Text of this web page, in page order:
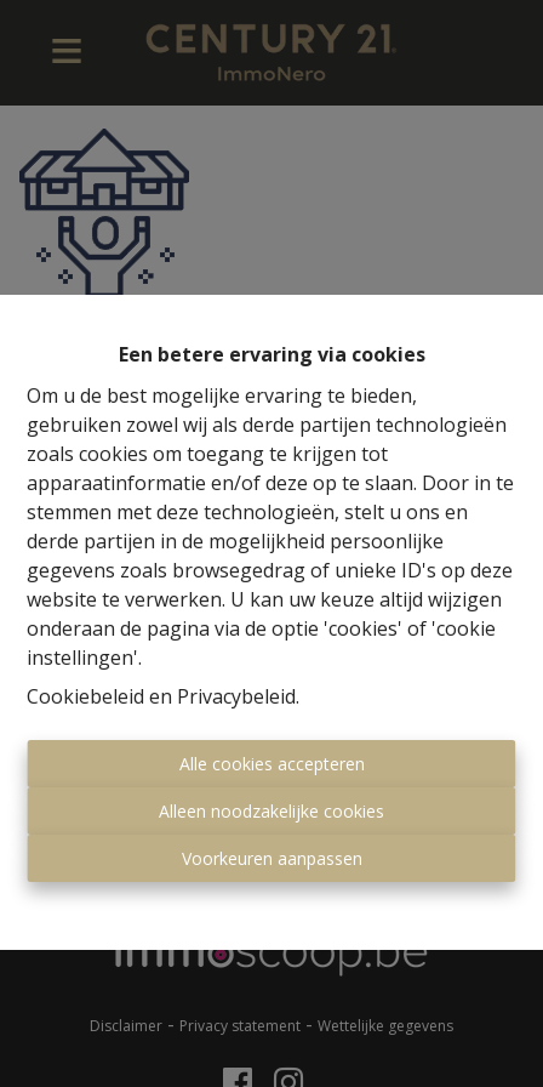
Een betere ervaring via cookies
Om u de best mogelijke ervaring te bieden,
gebruiken zowel wij als derde partijen technologieën
zoals cookies om toegang te krijgen tot
apparaatinformatie en/of deze op te slaan. Door in te
stemmen met deze technologieën, stelt u ons en
derde partijen in de mogelijkheid persoonlijke
gegevens zoals browsegedrag of unieke ID's op deze
website te verwerken. U kan uw keuze altijd wijzigen
onderaan de pagina via de optie 'cookies' of 'cookie
instellingen'.
Cookiebeleid en Privacybeleid.
Alle cookies accepteren
Alleen noodzakelijke cookies
Voorkeuren aanpassen
98,253
Potentiële kopers
Kantoor Hoeilaart
Gemeenteplein 7
+32 (0)2 657 36 99
info@immonero.be
Disclaimer - Privacy statement - Wettelijke gegevens